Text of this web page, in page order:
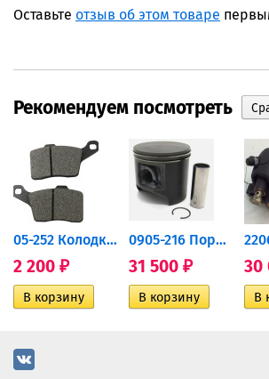
Оставьте отзыв об этом товаре
Рекомендуем посмотреть
05-252 Колодки тормозные...
2 200 ₽
0905-216 Поршень Arctic Cat...
31 500 ₽ 30